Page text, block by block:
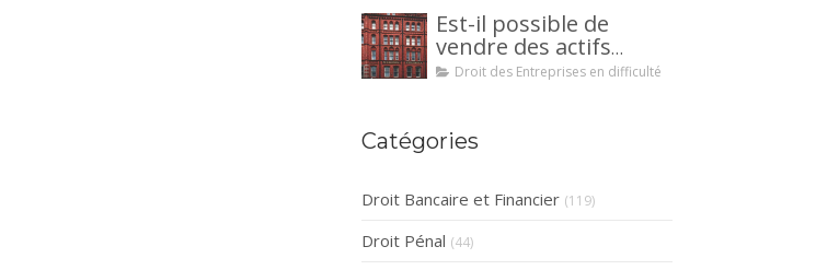
mécanisme
avantageux pour le
débiteur ou la caution.
Est-il possible de
vendre des actifs
durant la période
judiciaire ?
Droit des Entreprises en difficulté
Catégories
Droit Bancaire et Financier (119)
Droit Pénal (44)